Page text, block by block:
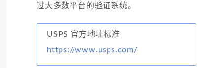
过大多数平台的验证系统。
USPS 官方地址标准
https://www.usps.com/